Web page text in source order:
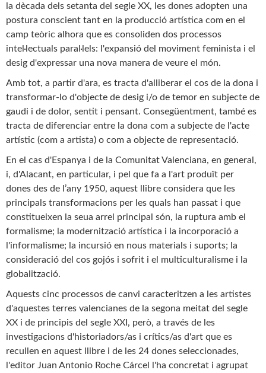
la dècada dels setanta del segle XX, les dones adopten una
postura conscient tant en la producció artística com en el
camp teòric alhora que es consoliden dos processos
intel·lectuals paral·lels: l'expansió del moviment feminista i el
desig d'expressar una nova manera de veure el món.
Amb tot, a partir d'ara, es tracta d'alliberar el cos de la dona i
transformar-lo d'objecte de desig i/o de temor en subjecte de
gaudi i de dolor, sentit i pensant. Consegüentment, també es
tracta de diferenciar entre la dona com a subjecte de l'acte
artístic (com a artista) o com a objecte de representació.
En el cas d'Espanya i de la Comunitat Valenciana, en general,
i, d'Alacant, en particular, i pel que fa a l'art produït per
dones des de l’any 1950, aquest llibre considera que les
principals transformacions per les quals han passat i que
constitueixen la seua arrel principal són, la ruptura amb el
formalisme; la modernització artística i la incorporació a
l'informalisme; la incursió en nous materials i suports; la
consideració del cos gojós i sofrit i el multiculturalisme i la
globalització.
Aquests cinc processos de canvi caracteritzen a les artistes
d'aquestes terres valencianes de la segona meitat del segle
XX i de principis del segle XXI, però, a través de les
investigacions d'historiadors/as i crítics/as d'art que es
recullen en aquest llibre i de les 24 dones seleccionades,
l'editor Juan Antonio Roche Cárcel l'ha concretat i agrupat